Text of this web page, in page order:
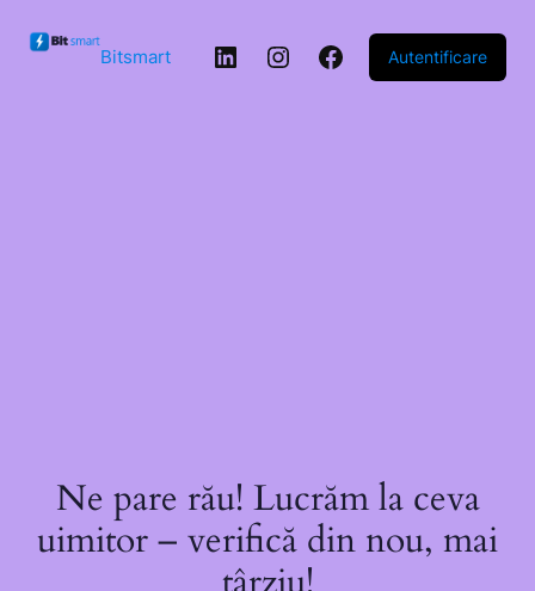
conținut
Bitsmart LinkedInInstagram
Facebook
Autentificare
Ne pare rău! Lucrăm la ceva
uimitor – verifică din nou, mai